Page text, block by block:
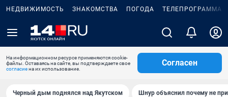
НЕДВИЖИМОСТЬ ЗНАКОМСТВА ПОГОДА ТЕЛЕПРОГРАММА
На информационном ресурсе применяются cookie-
файлы. Оставаясь на сайте, вы подтверждаете свое
согласиена их использование.
Согласен
Черный дым поднялся над Якутском Шнур объяснил почему не